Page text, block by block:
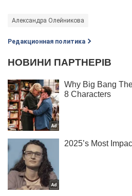
Александра Олейникова
Редакционная политика